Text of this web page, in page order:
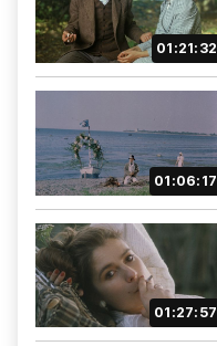
01:21:32
01:06:17
01:27:57